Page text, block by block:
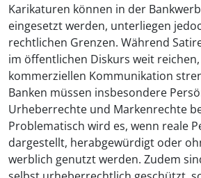
Karikaturen können in der
eingesetzt werden, unterliegen
rechtlichen Grenzen. Während
im öffentlichen Diskurs weit
kommerziellen Kommunikation
Banken müssen insbesondere
Urheberrechte und Markenrechte
Problematisch wird es, wenn reale
dargestellt, herabgewürdigt oder
werblich genutzt werden. Zudem